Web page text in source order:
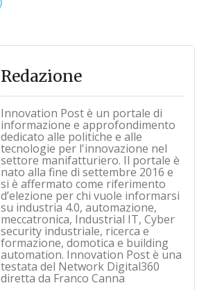
Redazione
Innovation Post è un portale di
informazione e approfondimento
dedicato alle politiche e alle
tecnologie per l'innovazione nel
settore manifatturiero. Il portale è
nato alla fine di settembre 2016 e
si è affermato come riferimento
d’elezione per chi vuole informarsi
su industria 4.0, automazione,
meccatronica, Industrial IT, Cyber
security industriale, ricerca e
formazione, domotica e building
automation. Innovation Post è una
testata del Network Digital360
diretta da Franco Canna